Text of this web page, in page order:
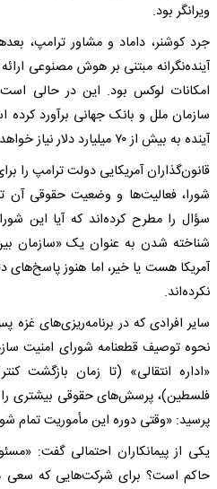
ویرانگر بود.
جرد کوشنر، داماد و مشاور ترامپ،
آینده‌نگرانه مبتنی بر هوش مصنوعی
امکانات لوکس بود. این در حالی است
سازمان ملل و بانک جهانی برآورد
آینده به بیش از ۷۰ میلیارد دلار نیاز خواهد بود.
قانون‌گذاران آمریکایی دولت ترامپ را
شورا، فعالیت‌ها و وضعیت حقوقی آن
سؤال را مطرح کرده‌اند که آیا این
شناخته شدن به عنوان یک «سازمان
آمریکا هست یا خیر، اما هنوز
نکرده‌اند.
سایر افرادی که در برنامه‌ریزی‌های
نحوه توصیف قطعنامه شورای امنیت
«اداره انتقالی» (تا زمان بازگشت
فلسطین)، پرسش‌های حقوقی بیشتری را
پرسید: «وقتی دوره این مأموریت تمام
یکی از پیمانکاران احتمالی گفت:
حاکم است؟ برای شرکت‌هایی که سعی